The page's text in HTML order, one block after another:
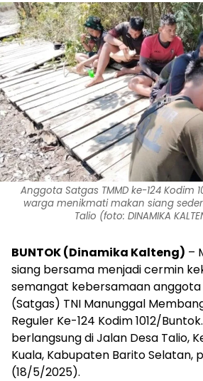
Anggota Satgas TMMD ke-124 Kodim
warga menikmati makan siang
Talio (foto: DINAMIKA
BUNTOK (Dinamika Kalteng) –
siang bersama menjadi cermin
semangat kebersamaan anggota
(Satgas) TNI Manunggal
Reguler Ke-124 Kodim 1012/
berlangsung di Jalan Desa Talio,
Kuala, Kabupaten Barito Selatan,
(18/5/2025).